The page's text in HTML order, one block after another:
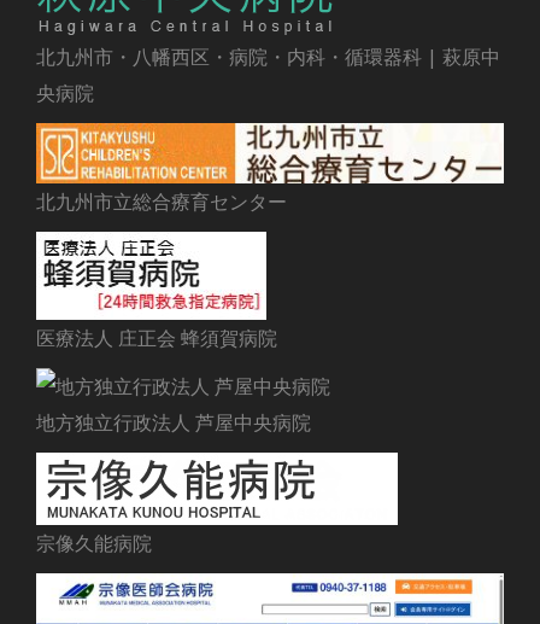
北九州市・八幡西区・病院・内科・循環器科 | 萩原中
央病院
北九州市立総合療育センター
医療法人 庄正会 蜂須賀病院
地方独立行政法人 芦屋中央病院
宗像久能病院